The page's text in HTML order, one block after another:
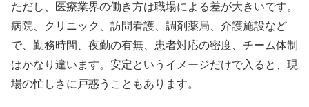
ただし、医療業界の働き方は職場による差が大きいです。
病院、クリニック、訪問看護、調剤薬局、介護施設など
で、勤務時間、夜勤の有無、患者対応の密度、チーム体制
はかなり違います。安定というイメージだけで入ると、現
場の忙しさに戸惑うこともあります。